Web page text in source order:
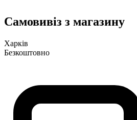
Самовивіз з магазину
Харків
Безкоштовно